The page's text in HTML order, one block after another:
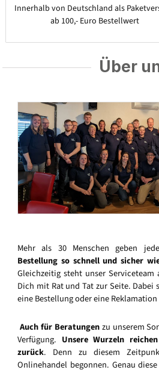
Innerhalb von Deutschland als
ab 100,- Euro Bestellwert
Über
Mehr als 30 Menschen geben
Bestellung so schnell und sicher
Gleichzeitig steht unser Serviceteam
Dich mit Rat und Tat zur Seite. Dabei
eine Bestellung oder eine
Auch für Beratungenzu unserem
Verfügung. Unsere Wurzeln
zurück. Denn zu diesem
Onlinehandel begonnen. Genau